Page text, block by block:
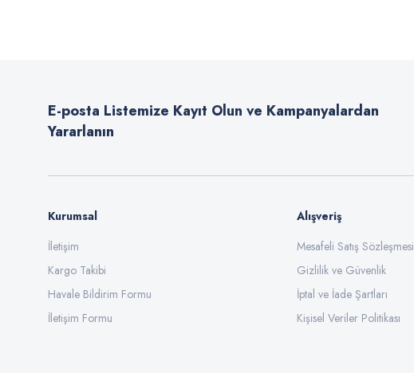
Ürün bilgilerinde hatalar bulunuyor.
Ürün fiyatı diğer sitelerden daha pahalı.
E-posta Listemize Kayıt Olun ve Kampanyalardan
Yararlanın
Kurumsal
İletişim
Kargo Takibi
Havale Bildirim Formu
İletişim Formu
Alışveriş
Mesafeli Satış Sözleşmesi
Gizlilik ve Güvenlik
İptal ve İade Şartları
Kişisel Veriler Politikası